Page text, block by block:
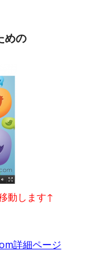
めの
動します↑
詳細ページ